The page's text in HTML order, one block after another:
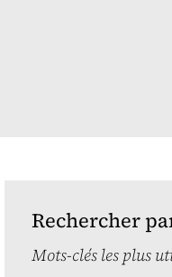
Rechercher
Mots-clés les plus